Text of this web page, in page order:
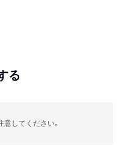
る
してください。